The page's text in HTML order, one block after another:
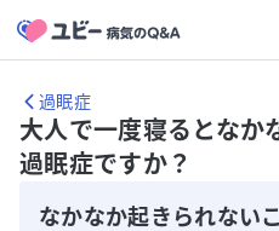
過眠症
大人で一度寝るとなか
過眠症ですか？
なかなか起きられない